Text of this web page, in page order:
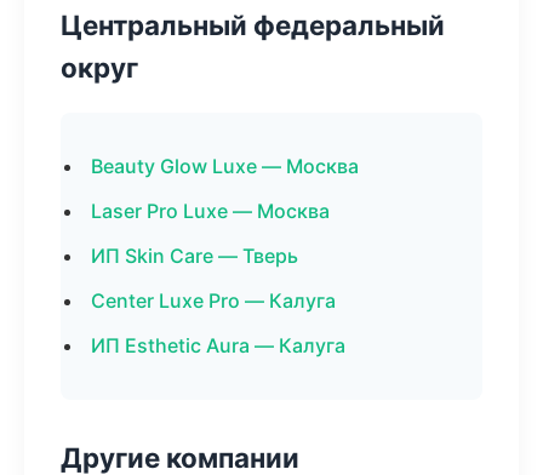
Центральный федеральный
округ
Beauty Glow Luxe — Москва
Laser Pro Luxe — Москва
ИП Skin Care — Тверь
Center Luxe Pro — Калуга
ИП Esthetic Aura — Калуга
Другие компании